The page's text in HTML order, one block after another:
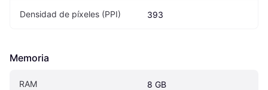
Densidad de píxeles (PPI) 393
Memoria
RAM 8 GB